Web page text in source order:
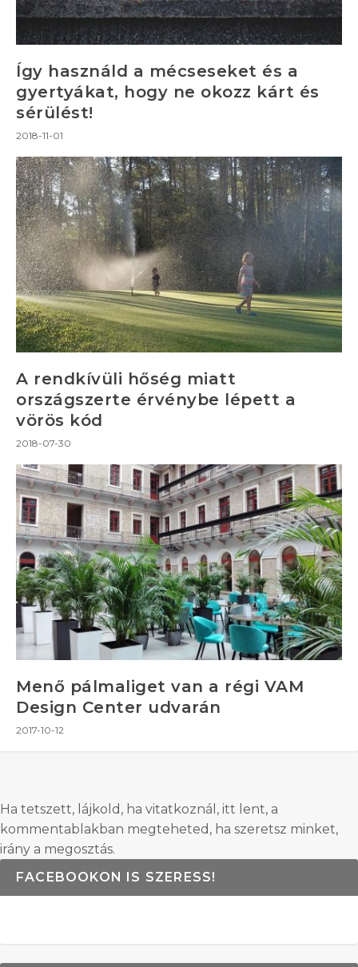
Így használd a mécseseket és a
gyertyákat, hogy ne okozz kárt és
sérülést!
2018-11-01
A rendkívüli hőség miatt
országszerte érvénybe lépett a
vörös kód
2018-07-30
Menő pálmaliget van a régi VAM
Design Center udvarán
2017-10-12
Ha tetszett, lájkold, ha vitatkoznál, itt lent, a
kommentablakban megteheted, ha szeretsz minket,
irány a megosztás.
FACEBOOKON IS SZERESS!